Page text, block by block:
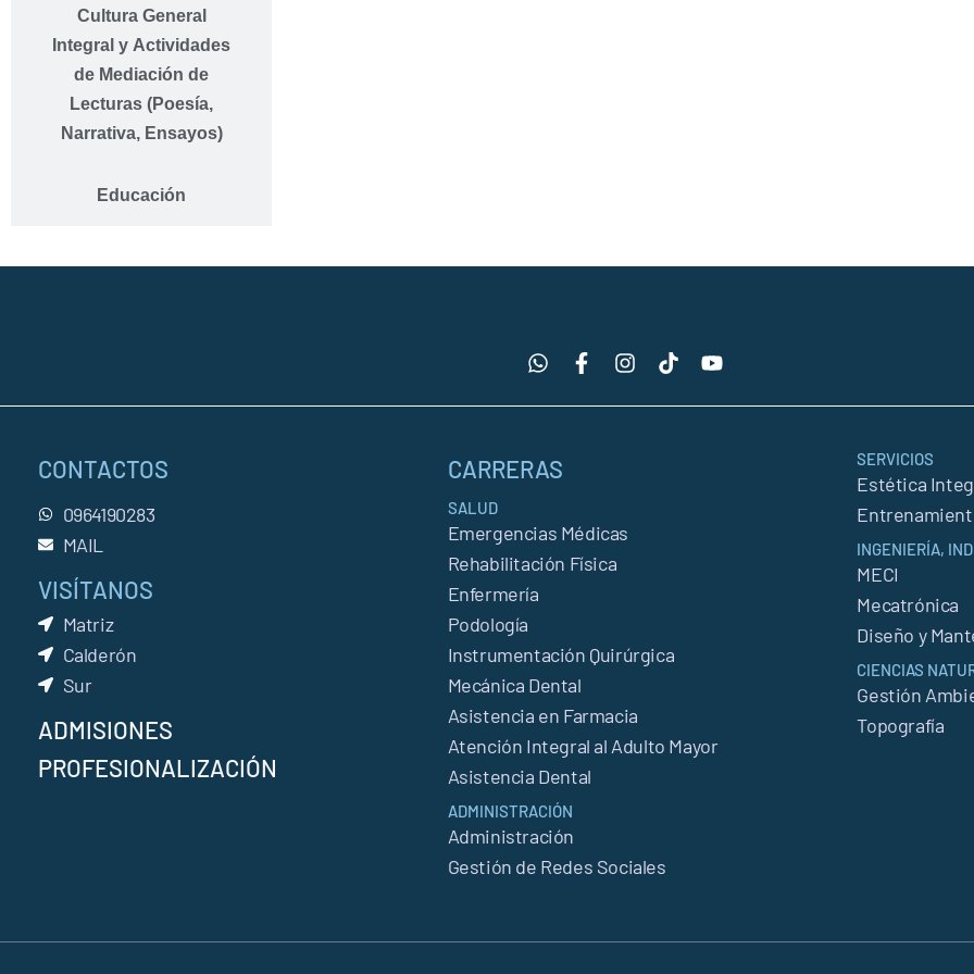
Cultura General
Integral y Actividades
de Mediación de
Lecturas (Poesía,
Narrativa, Ensayos)
Educación
CONTACTOS
0964190283
MAIL
VISÍTANOS
Matriz
Calderón
Sur
ADMISIONES
PROFESIONALIZACIÓN
CARRERAS
SALUD
Emergencias Médicas
Rehabilitación Física
Enfermería
Podología
Instrumentación Quirúrgica
Mecánica Dental
Asistencia en Farmacia
Atención Integral al Adulto Mayor
Asistencia Dental
ADMINISTRACIÓN
Administración
Gestión de Redes Sociales
SERVICIOS
Estética
INGENIERÍA,
MECI
Mecatrónica
Diseño y
CIENCIAS
Gestión
Topografía